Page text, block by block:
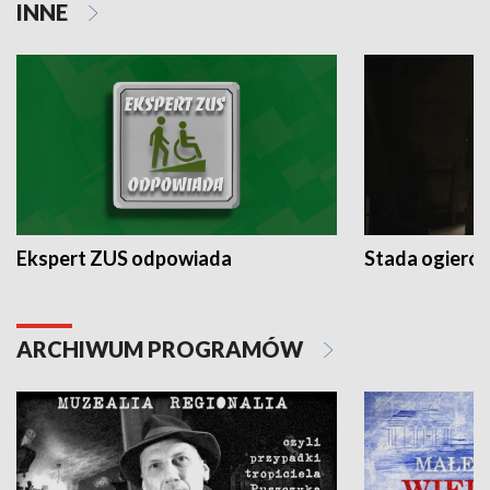
INNE
Ekspert ZUS odpowiada Stada
ARCHIWUM PROGRAMÓW